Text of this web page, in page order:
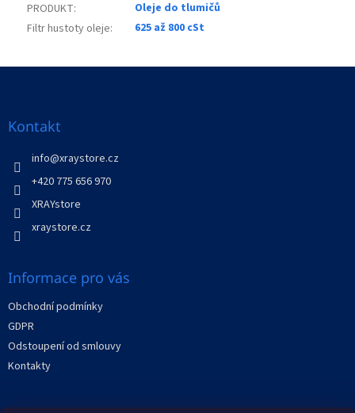
PRODUKT:
Oleje do tlumičů
Filtr hustoty oleje: 625 až 800 cSt
Kontakt
info@xraystore.cz
+420 775 656 970
XRAYstore
xraystore.cz
Informace pro vás
Obchodní podmínky
GDPR
Odstoupení od smlouvy
Kontakty